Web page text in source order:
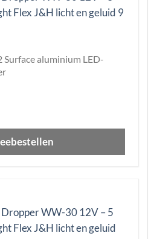
Surface aluminium LED-